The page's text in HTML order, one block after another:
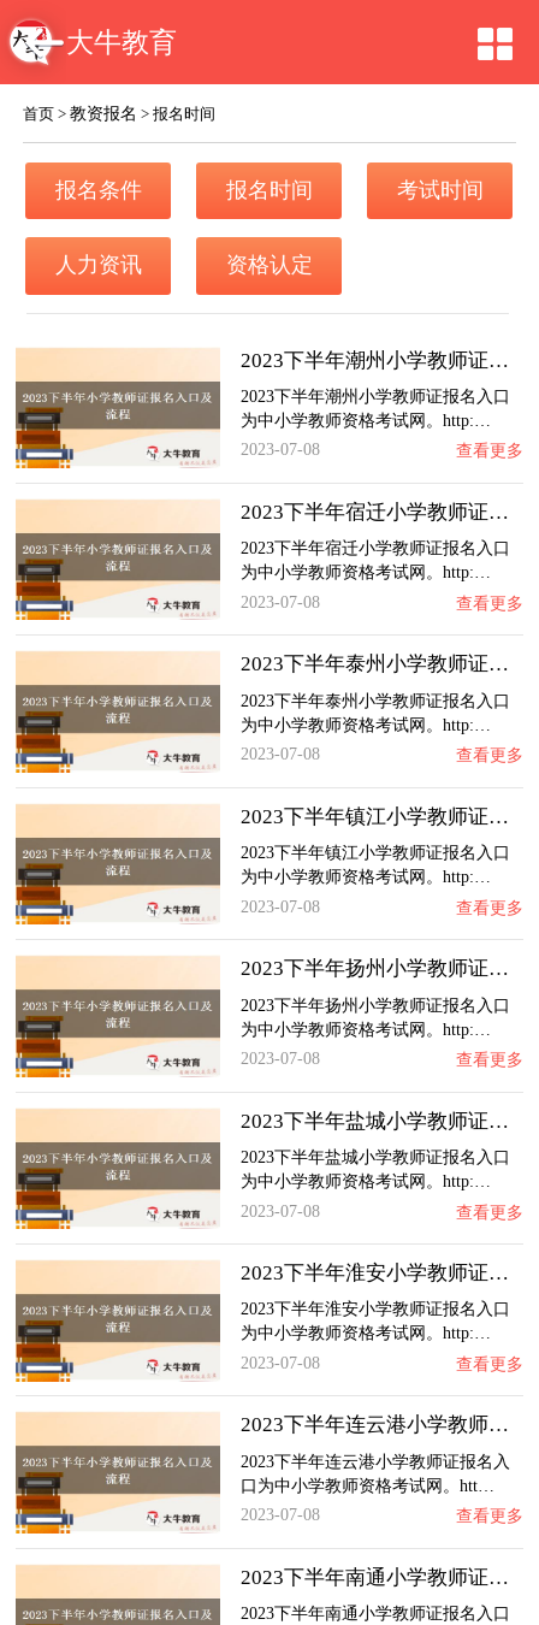
大牛教育
首页 >教资报名 >报名时间
报名条件 报名时间 考试时间
人力资讯 资格认定
2023下半年潮州小学教师证报名入口及流程（内…
2023下半年潮州小学教师证报名入口
为中小学教师资格考试网。http:…
2023-07-08
查看更多
2023下半年宿迁小学教师证报名入口及流程（内…
2023下半年宿迁小学教师证报名入口
为中小学教师资格考试网。http:…
2023-07-08
查看更多
2023下半年泰州小学教师证报名入口及流程（内…
2023下半年泰州小学教师证报名入口
为中小学教师资格考试网。http:…
2023-07-08
查看更多
2023下半年镇江小学教师证报名入口及流程（内…
2023下半年镇江小学教师证报名入口
为中小学教师资格考试网。http:…
2023-07-08
查看更多
2023下半年扬州小学教师证报名入口及流程（内…
2023下半年扬州小学教师证报名入口
为中小学教师资格考试网。http:…
2023-07-08
查看更多
2023下半年盐城小学教师证报名入口及流程（内…
2023下半年盐城小学教师证报名入口
为中小学教师资格考试网。http:…
2023-07-08
查看更多
2023下半年淮安小学教师证报名入口及流程（内…
2023下半年淮安小学教师证报名入口
为中小学教师资格考试网。http:…
2023-07-08
查看更多
2023下半年连云港小学教师证报名入口及流程（…
2023下半年连云港小学教师证报名入
口为中小学教师资格考试网。htt…
2023-07-08
查看更多
2023下半年南通小学教师证报名入口及流程（内…
2023下半年南通小学教师证报名入口